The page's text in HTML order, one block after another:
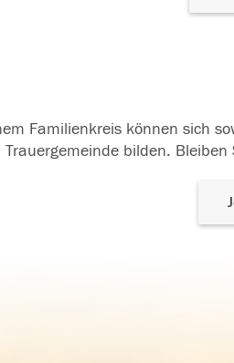
Familienkreis können sich
Trauergemeinde bilden.